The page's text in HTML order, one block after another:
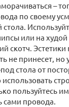
–
по своему
или на худой
скотч.
не принесет, но
стола от
пользуйтесь
сами провода.